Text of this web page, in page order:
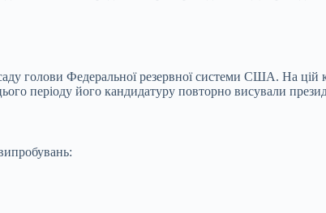
голови Федеральної резервної системи США. На цій
періоду його кандидатуру повторно висували